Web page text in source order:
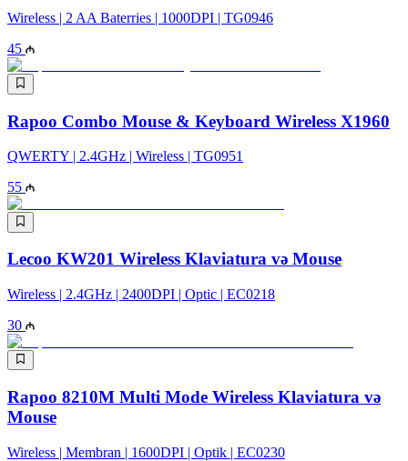
Wireless | 2 AA Baterries | 1000DPI | TG0946
45
Rapoo Combo Mouse & Keyboard Wireless X1960
QWERTY | 2.4GHz | Wireless | TG0951
55
Lecoo KW201 Wireless Klaviatura və Mouse
Wireless | 2.4GHz | 2400DPI | Optic | EC0218
30
Rapoo 8210M Multi Mode Wireless Klaviatura və
Mouse
Wireless | Membran | 1600DPI | Optik | EC0230